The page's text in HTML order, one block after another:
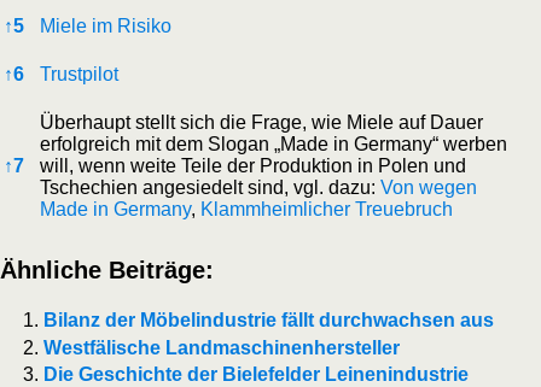
↑5 Miele im Risiko
↑6 Trustpilot
↑7
Überhaupt stellt sich die Frage, wie Miele auf Dauer
erfolgreich mit dem Slogan „Made in Germany“ werben
will, wenn weite Teile der Produktion in Polen und
Tschechien angesiedelt sind, vgl. dazu: Von wegen
Made in Germany, Klammheimlicher Treuebruch
Ähnliche Beiträge:
Bilanz der Möbelindustrie fällt durchwachsen aus
Westfälische Landmaschinenhersteller
Die Geschichte der Bielefelder Leinenindustrie